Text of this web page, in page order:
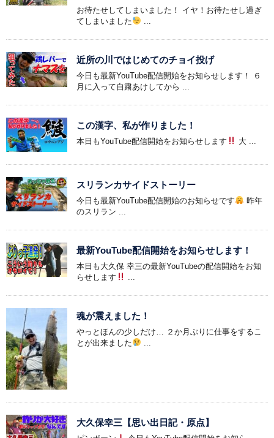
お待たせしてしまいました！ イヤ！お待たせし過ぎ
てしまいました
近所の川ではじめてのチョイ投げ
今日も最新YouTube配信開始をお知らせします！ ６
月に入って自粛あけしてから ...
この漢字、私が作りました！
本日もYouTube配信開始をお知らせします 大 ...
スリランカサイドストーリー
今日も最新YouTube配信開始のお知らせです
昨年
のスリラン ...
最新YouTube配信開始をお知らせします！
本日も大久保 幸三の最新YouTubeの配信開始をお知
らせします
魂が震えました！
やっとほんの少しだけ… ２か月ぶりに仕事をするこ
とが出来ました
大久保幸三【思い出日記・原点】